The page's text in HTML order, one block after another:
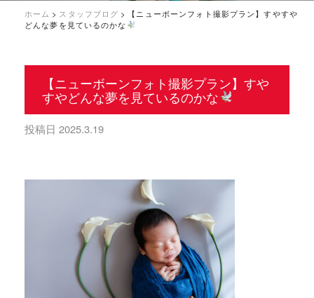
ホーム > スタッフブログ >
【ニューボーンフォト撮影プラン】すやすや
どんな夢を見ているのかな
【ニューボーンフォト撮影プラン】すや
すやどんな夢を見ているのかな
投稿日 2025.3.19